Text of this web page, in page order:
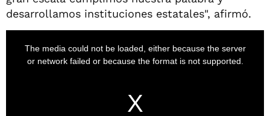
desarrollamos instituciones estatales", afirmó.